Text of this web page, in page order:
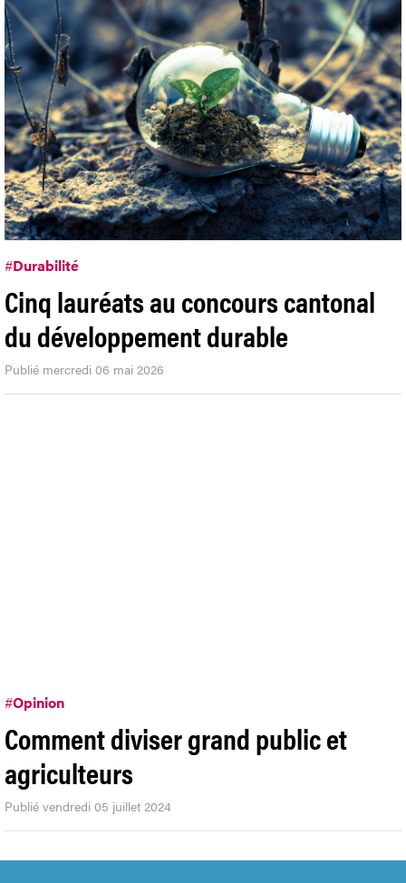
#Durabilité
Cinq lauréats au concours cantonal
du développement durable
Publié mercredi 06 mai 2026
#Opinion
Comment diviser grand public et
agriculteurs
Publié vendredi 05 juillet 2024